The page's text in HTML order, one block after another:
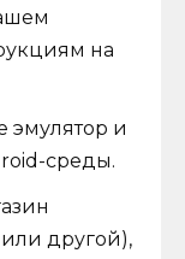
на
эмулятор и
среды.
другой),